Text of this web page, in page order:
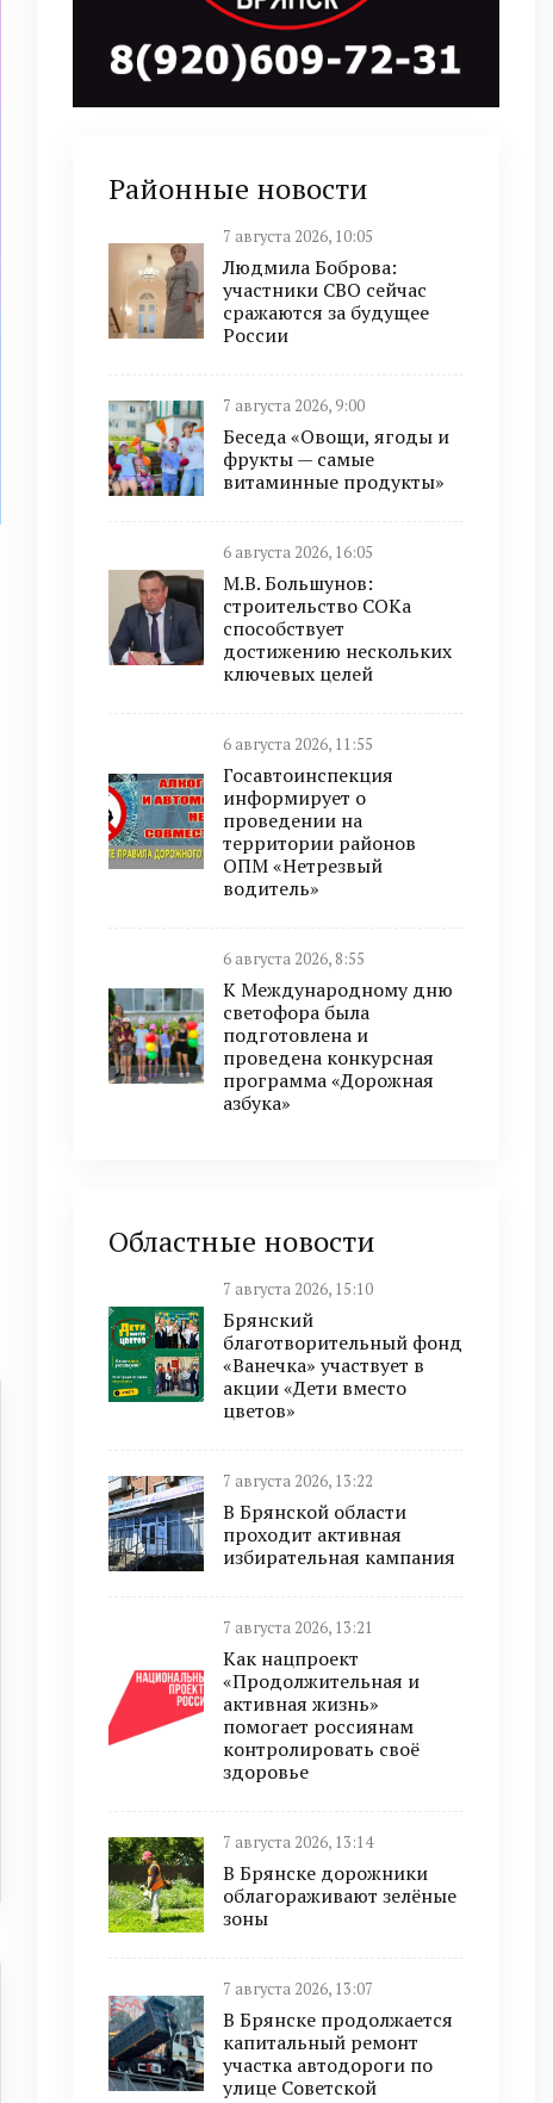
Районные новости
7 августа 2026, 10:05
Людмила Боброва:
участники СВО сейчас
сражаются за будущее
России
7 августа 2026, 9:00
Беседа «Овощи, ягоды и
фрукты — самые
витаминные продукты»
6 августа 2026, 16:05
М.В. Большунов:
строительство СОКа
способствует
достижению нескольких
ключевых целей
6 августа 2026, 11:55
Госавтоинспекция
информирует о
проведении на
территории районов
ОПМ «Нетрезвый
водитель»
6 августа 2026, 8:55
К Международному дню
светофора была
подготовлена и
проведена конкурсная
программа «Дорожная
азбука»
Областные новости
7 августа 2026, 15:10
Брянский
благотворительный фонд
«Ванечка» участвует в
акции «Дети вместо
цветов»
7 августа 2026, 13:22
В Брянской области
проходит активная
избирательная кампания
7 августа 2026, 13:21
Как нацпроект
«Продолжительная и
активная жизнь»
помогает россиянам
контролировать своё
здоровье
7 августа 2026, 13:14
В Брянске дорожники
облагораживают зелёные
зоны
7 августа 2026, 13:07
В Брянске продолжается
капитальный ремонт
участка автодороги по
улице Советской